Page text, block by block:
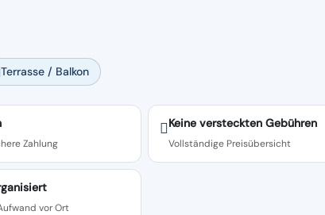
Terrasse / Balkon
Zahlung
Keine versteckten Gebühren
Vollständige Preisübersicht
vor Ort